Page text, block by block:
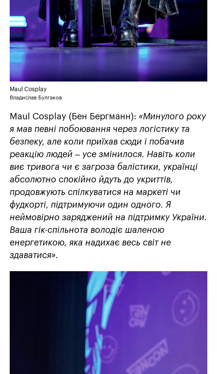
Maul Cosplay
Владислав Булгаков
Maul Cosplay (Бен Бергманн): «Минулого року
я мав певні побоювання через логістику та
безпеку, але коли приїхав сюди і побачив
реакцію людей – усе змінилося. Навіть коли
виє тривога чи є загроза балістики, українці
абсолютно спокійно йдуть до укриттів,
продовжують спілкуватися на маркеті чи
фудкорті, підтримуючи один одного. Я
неймовірно заряджений на підтримку України.
Ваша гік-спільнота володіє шаленою
енергетикою, яка надихає весь світ не
здаватися».